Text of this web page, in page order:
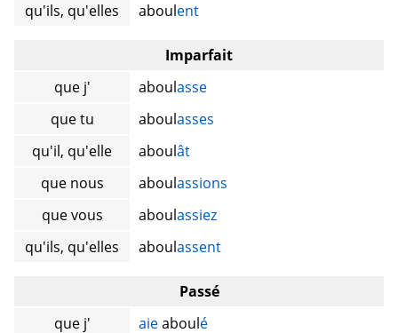
qu'ils, qu'elles
aboulent
Imparfait
que j'
aboulasse
que tu
aboulasses
qu'il, qu'elle
aboulât
que nous
aboulassions
que vous
aboulassiez
qu'ils, qu'elles
aboulassent
Passé
que j'
aieaboulé